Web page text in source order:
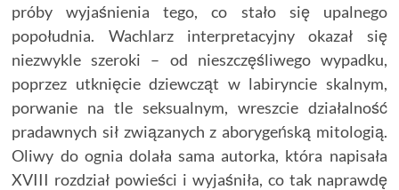
próby wyjaśnienia tego, co stało się upalnego
popołudnia. Wachlarz interpretacyjny okazał się
niezwykle szeroki – od nieszczęśliwego wypadku,
poprzez utknięcie dziewcząt w labiryncie skalnym,
porwanie na tle seksualnym, wreszcie działalność
pradawnych sił związanych z aborygeńską mitologią.
Oliwy do ognia dolała sama autorka, która napisała
XVIII rozdział powieści i wyjaśniła, co tak naprawdę